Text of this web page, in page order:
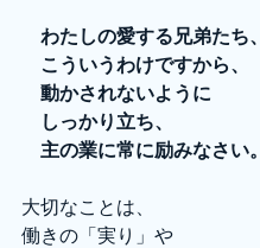
わたしの愛する兄弟たち、
こういうわけですから、
動かされないように
しっかり立ち、
主の業に常に励みなさい。
大切なことは、
働きの「実り」や